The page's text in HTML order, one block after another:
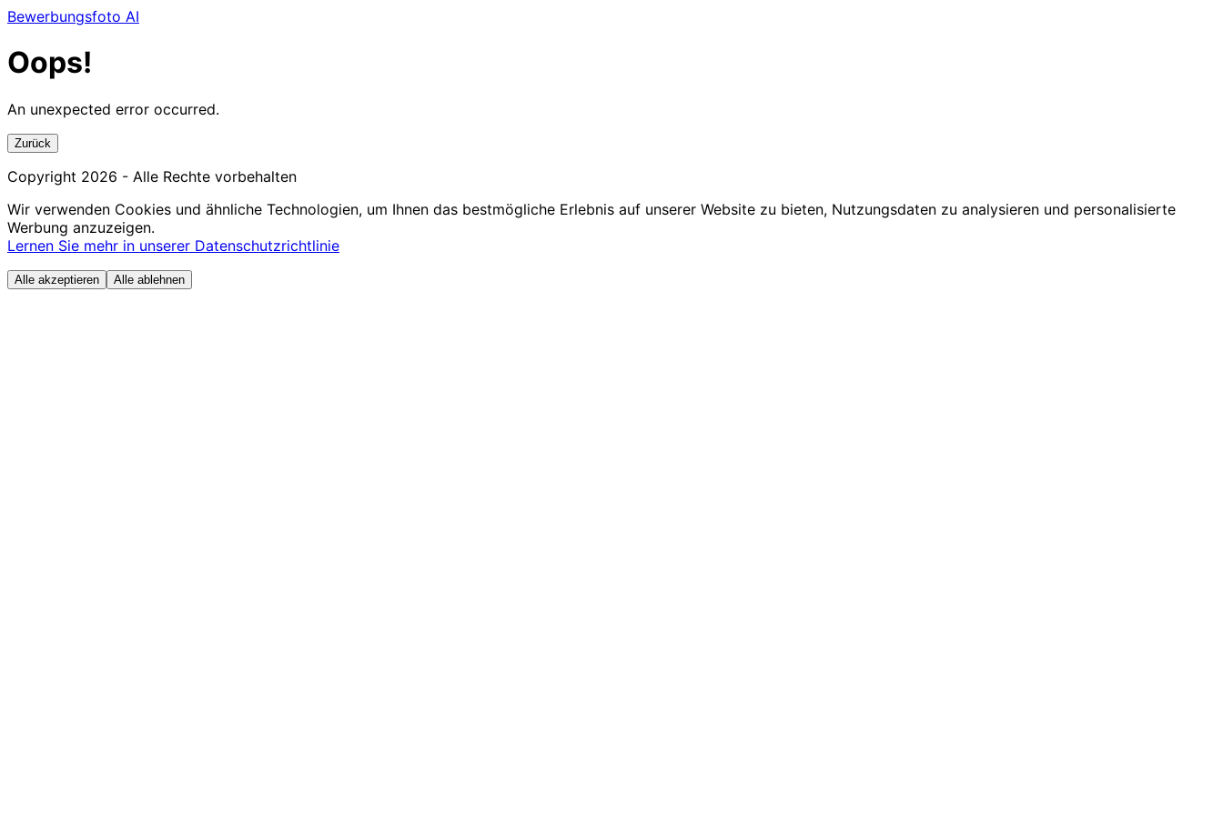
Bewerbungsfoto AI
Oops!
An unexpected error occurred.
Zurück
Copyright 2026 - Alle Rechte vorbehalten
Wir verwenden Cookies und ähnliche Technologien, um Ihnen das bestmögliche Erlebnis auf unserer Website zu bieten, Nutzungsdaten zu analysieren und personalisierte
Werbung anzuzeigen.
Lernen Sie mehr in unserer Datenschutzrichtlinie
Alle akzeptieren Alle ablehnen